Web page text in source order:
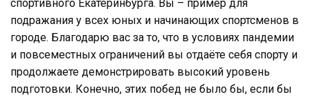
спортивного Екатеринбурга. Вы – пример для
подражания у всех юных и начинающих спортсменов в
городе. Благодарю вас за то, что в условиях пандемии
и повсеместных ограничений вы отдаёте себя спорту и
продолжаете демонстрировать высокий уровень
подготовки. Конечно, этих побед не было бы, если бы